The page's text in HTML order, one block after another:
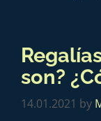
son?
14.01.2021 by